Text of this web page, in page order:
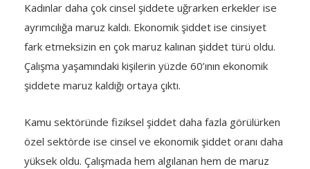
Kadınlar daha çok cinsel şiddete uğrarken erkekler ise
ayrımcılığa maruz kaldı. Ekonomik şiddet ise cinsiyet
fark etmeksizin en çok maruz kalınan şiddet türü oldu.
Çalışma yaşamındaki kişilerin yüzde 60’ının ekonomik
şiddete maruz kaldığı ortaya çıktı.
Kamu sektöründe fiziksel şiddet daha fazla görülürken
özel sektörde ise cinsel ve ekonomik şiddet oranı daha
yüksek oldu. Çalışmada hem algılanan hem de maruz